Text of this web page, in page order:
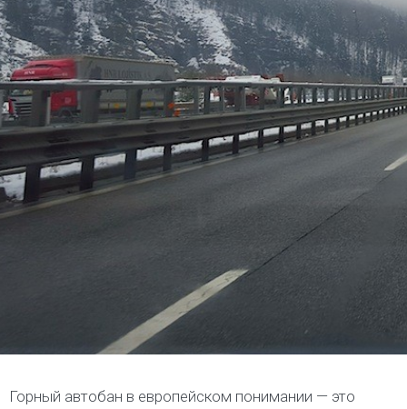
Горный автобан в европейском понимании — это